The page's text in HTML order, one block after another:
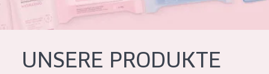
ALLE PRODUKTE
Über uns
Inspiration
Kontakt
UNSERE PRODUKTE